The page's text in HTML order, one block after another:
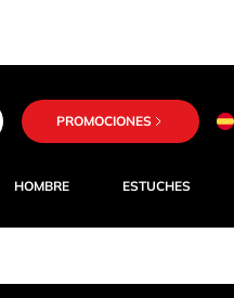
PROMOCIONES
HOMBRE ESTUCHES